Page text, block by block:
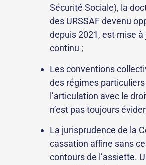
Sécurité Sociale), la
des URSSAF devenu
depuis 2021, est mise à
continu ;
Les conventions
des régimes
l’articulation avec le
n’est pas toujours
La jurisprudence de la
cassation affine sans
contours de l’assiette.